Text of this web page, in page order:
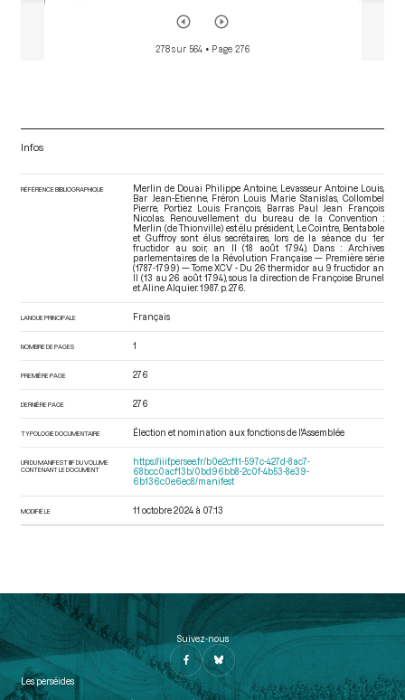
278 sur 564 • Page 276
Infos
RÉFÉRENCE BIBLIOGRAPHIQUE
Merlin de Douai Philippe Antoine, Levasseur Antoine Louis,
Bar Jean-Etienne, Fréron Louis Marie Stanislas, Collombel
Pierre, Portiez Louis François, Barras Paul Jean François
Nicolas. Renouvellement du bureau de la Convention :
Merlin (de Thionville) est élu président, Le Cointre, Bentabole
et Guffroy sont élus secrétaires, lors de la séance du 1er
fructidor au soir, an II (18 août 1794). Dans : Archives
parlementaires de la Révolution Française — Première série
(1787-1799) — Tome XCV - Du 26 thermidor au 9 fructidor an
II (13 au 26 août 1794), sous la direction de Françoise Brunel
et Aline Alquier. 1987. p. 276.
LANGUE PRINCIPALE Français
NOMBRE DE PAGES 1
PREMIÈRE PAGE 276
DERNIÈRE PAGE 276
TYPOLOGIE DOCUMENTAIRE Élection et nomination aux fonctions de l'Assemblée
URI DU MANIFEST IIIF DU VOLUME
CONTENANT LE DOCUMENT
https://iiif.persee.fr/b0e2cf11-597c-427d-8ac7-
68bcc0acf13b/0bd96bb8-2c0f-4b53-8e39-
6b136c0e6ec8/manifest
MODIFIÉ LE 11 octobre 2024 à 07:13
Suivez-nous
Les perséides